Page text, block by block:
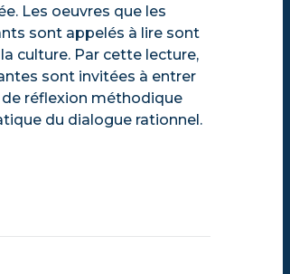
Les oeuvres que les
sont appelés à lire sont
culture. Par cette lecture,
sont invitées à entrer
réflexion méthodique
du dialogue rationnel.